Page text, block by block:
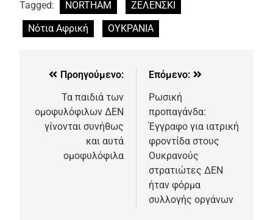
Tagged: NORTHAM
ΖΕΛΕΝΣΚΙ
Νότια Αφρική
ΟΥΚΡΑΝΙΑ
Προηγούμενο:
Τα παιδιά των
ομοφυλόφιλων ΔΕΝ
γίνονται συνήθως
και αυτά
ομοφυλόφιλα
Επόμενο:
Ρωσική
προπαγάνδα:
Έγγραφο για ιατρική
φροντίδα στους
Ουκρανούς
στρατιώτες ΔΕΝ
ήταν φόρμα
συλλογής οργάνων